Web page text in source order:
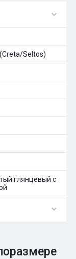
Seltos)
глянцевый с